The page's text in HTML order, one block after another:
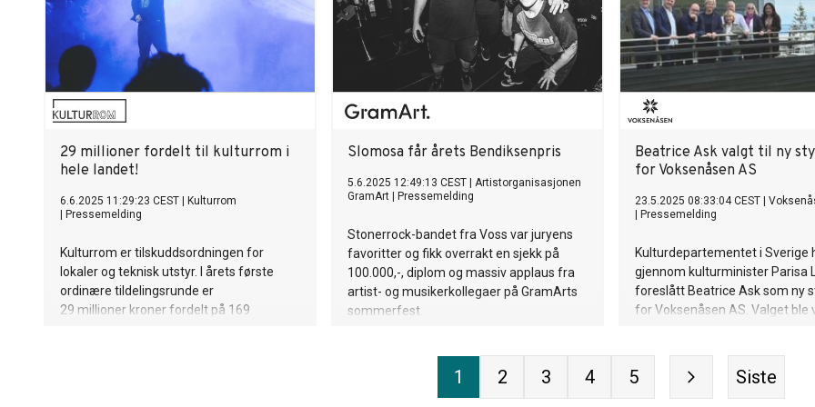
29 millioner fordelt til kulturrom i
hele landet!
6.6.2025 11:29:23 CEST
Kulturrom
Pressemelding
Kulturrom er tilskuddsordningen for
lokaler og teknisk utstyr. I årets første
ordinære tildelingsrunde er
29 millioner kroner fordelt på 169
Slomosa får årets Bendiksenpris
5.6.2025 12:49:13 CEST
Artistorganisasjonen
GramArt
Pressemelding
Stonerrock-bandet fra Voss var juryens
favoritter og fikk overrakt en sjekk på
100.000,-, diplom og massiv applaus fra
artist- og musikerkollegaer på GramArts
sommerfest.
Beatrice Ask valgt til ny
for Voksenåsen AS
23.5.2025 08:33:04 CEST
Pressemelding
Kulturdepartementet i Sverige
gjennom kulturminister Parisa
foreslått Beatrice Ask som ny
for Voksenåsen AS. Valget ble
Beatrice Ask som styreleder for
Voksenåsen. Hennes bakgrunn
1 2 3 4 5 Siste